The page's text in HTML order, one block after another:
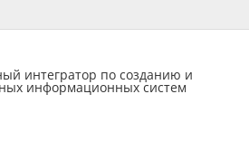
интегратор по созданию и
информационных систем